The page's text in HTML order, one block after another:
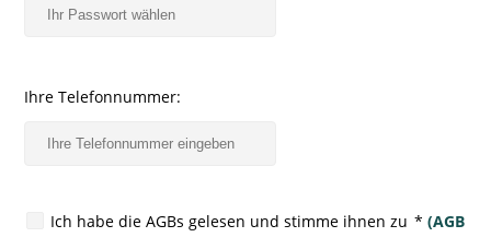
Ihre Telefonnummer:
Ich habe die AGBs gelesen und stimme ihnen zu * (AGB